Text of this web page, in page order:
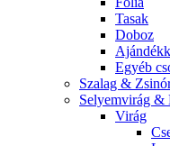
Tasak
Doboz
Egyéb
Szalag &
Selyemvirág &
Virág